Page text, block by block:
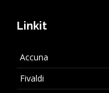
Linkit
Accuna
Fivaldi